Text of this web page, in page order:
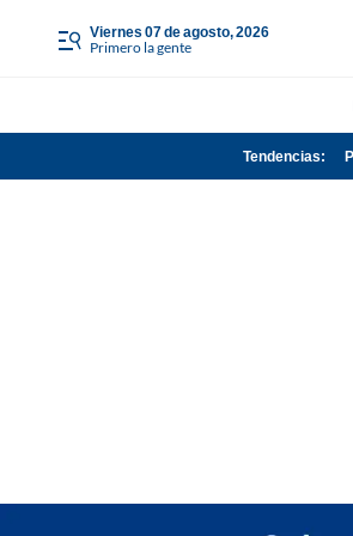
viernes 07 de agosto, 2026
Primero la gente
Tendencias: